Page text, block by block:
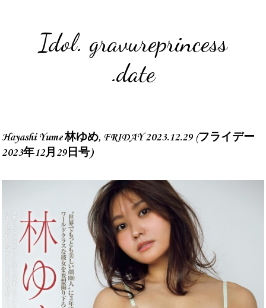
Idol. gravureprincess
.date
Hayashi Yume 林ゆめ, FRIDAY 2023.12.29 (フライデー
2023年12月29日号)